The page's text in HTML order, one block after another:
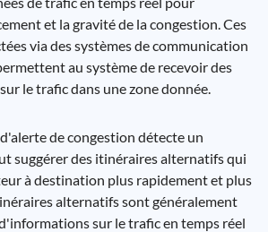
et la gravité de la congestion. Ces
via des systèmes de communication
au système de recevoir des
le trafic dans une zone donnée.
de congestion détecte un
suggérer des itinéraires alternatifs qui
à destination plus rapidement et plus
alternatifs sont généralement
sur le trafic en temps réel